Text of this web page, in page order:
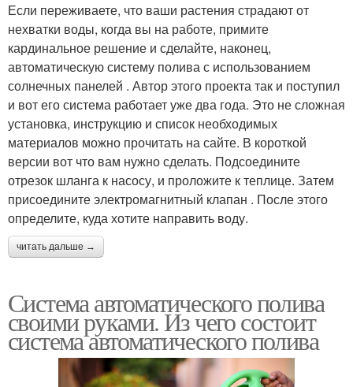
Если переживаете, что ваши растения страдают от
нехватки воды, когда вы на работе, примите
кардинальное решение и сделайте, наконец,
автоматическую систему полива с использованием
солнечных панелей . Автор этого проекта так и поступил
и вот его система работает уже два года. Это не сложная
установка, инструкцию и список необходимых
материалов можно прочитать на сайте. В короткой
версии вот что вам нужно сделать. Подсоедините
отрезок шланга к насосу, и проложите к теплице. Затем
присоедините электромагнитный клапан . После этого
определите, куда хотите направить воду.
читать дальше →
Система автоматического полива
своими руками. Из чего состоит
система автоматического полива